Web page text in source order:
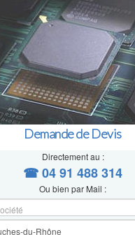
Demande de Devis
Directement au :
☎ 04 91 488 314
Ou bien par Mail :